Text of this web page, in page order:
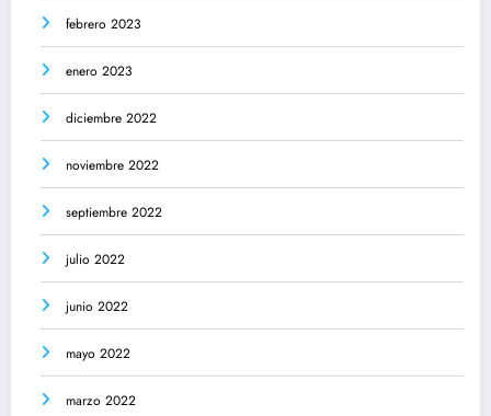
febrero 2023
enero 2023
diciembre 2022
noviembre 2022
septiembre 2022
julio 2022
junio 2022
mayo 2022
marzo 2022